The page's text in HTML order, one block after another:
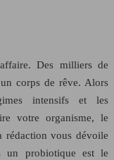
Des milliers de
corps de rêve. Alors
intensifs et les
votre organisme, le
rédaction vous dévoile
un probiotique est le